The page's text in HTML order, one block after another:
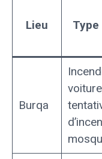
Lieu Type
Burqa